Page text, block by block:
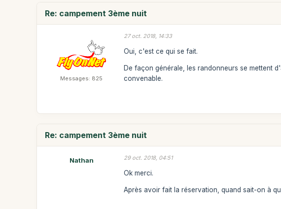
Re: campement 3ème nuit
Messages: 825
27 oct. 2018, 14:33
Oui, c'est ce qui se fait.
De façon générale, les randonneurs se mettent
convenable.
Re: campement 3ème nuit
Nathan 29 oct. 2018, 04:51
Ok merci.
Après avoir fait la réservation, quand sait-on à